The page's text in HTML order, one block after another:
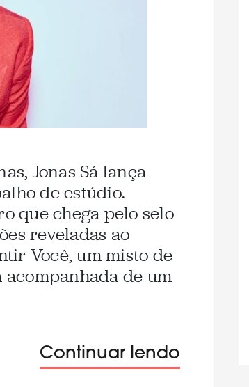
Jonas Sá lança
de estúdio.
que chega pelo selo
reveladas ao
Você, um misto de
de um
Continuar lendo